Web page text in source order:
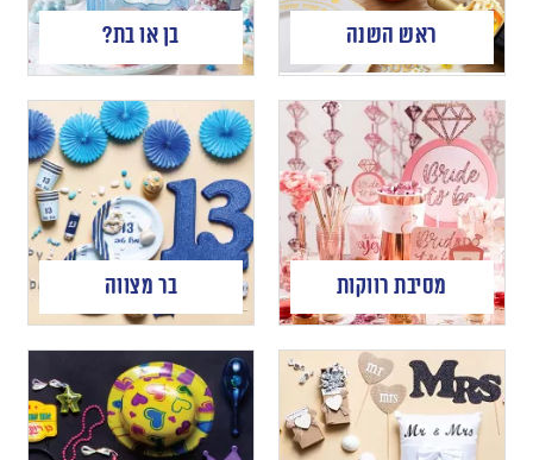
ראש השנה בן או בת?
מסיבת רווקות בר מצווה